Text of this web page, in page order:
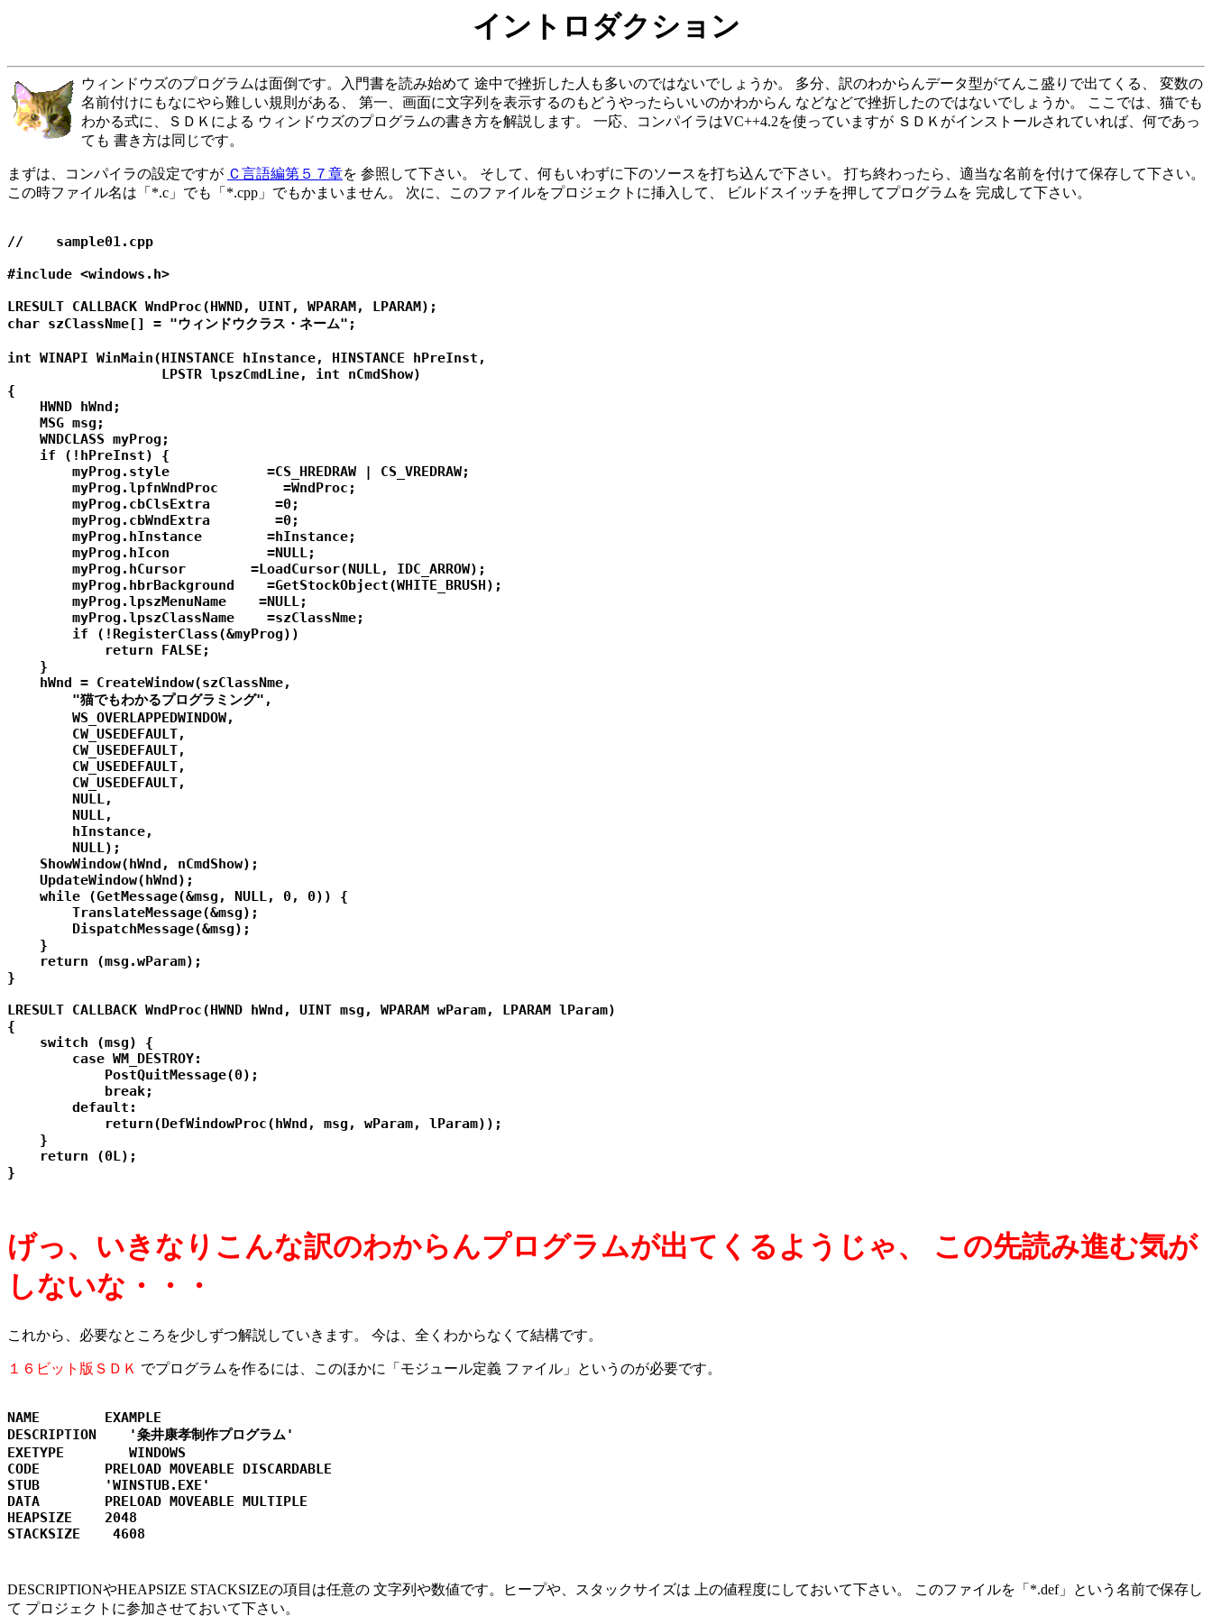
イントロダクション
ウィンドウズのプログラムは面倒です。入門書を読み始めて 途中で挫折した人も多いのではないでしょうか。 多分、訳のわからんデータ型がてんこ盛りで出てくる、 変数の
名前付けにもなにやら難しい規則がある、 第一、画面に文字列を表示するのもどうやったらいいのかわからん などなどで挫折したのではないでしょうか。 ここでは、猫でも
わかる式に、ＳＤＫによる ウィンドウズのプログラムの書き方を解説します。 一応、コンパイラはVC++4.2を使っていますが ＳＤＫがインストールされていれば、何であっ
ても 書き方は同じです。
まずは、コンパイラの設定ですが Ｃ言語編第５７章を 参照して下さい。 そして、何もいわずに下のソースを打ち込んで下さい。 打ち終わったら、適当な名前を付けて保存して下さい。
この時ファイル名は「*.c」でも「*.cpp」でもかまいません。 次に、このファイルをプロジェクトに挿入して、 ビルドスイッチを押してプログラムを 完成して下さい。
//    sample01.cpp
#include <windows.h>
LRESULT CALLBACK WndProc(HWND, UINT, WPARAM, LPARAM);
char szClassNme[] = "ウィンドウクラス・ネーム";
int WINAPI WinMain(HINSTANCE hInstance, HINSTANCE hPreInst,
                   LPSTR lpszCmdLine, int nCmdShow)
{
    HWND hWnd;
    MSG msg;
    WNDCLASS myProg;
    if (!hPreInst) {
        myProg.style            =CS_HREDRAW | CS_VREDRAW;
        myProg.lpfnWndProc        =WndProc;
        myProg.cbClsExtra        =0;
        myProg.cbWndExtra        =0;
        myProg.hInstance        =hInstance;
        myProg.hIcon            =NULL;
        myProg.hCursor        =LoadCursor(NULL, IDC_ARROW);
        myProg.hbrBackground    =GetStockObject(WHITE_BRUSH);
        myProg.lpszMenuName    =NULL;
        myProg.lpszClassName    =szClassNme;
        if (!RegisterClass(&myProg))
            return FALSE;
    }
    hWnd = CreateWindow(szClassNme,
        "猫でもわかるプログラミング",
        WS_OVERLAPPEDWINDOW,
        CW_USEDEFAULT,
        CW_USEDEFAULT,
        CW_USEDEFAULT,
        CW_USEDEFAULT,
        NULL,
        NULL,
        hInstance,
        NULL);
    ShowWindow(hWnd, nCmdShow);
    UpdateWindow(hWnd);
    while (GetMessage(&msg, NULL, 0, 0)) {
        TranslateMessage(&msg);
        DispatchMessage(&msg);
    }
    return (msg.wParam);
}
LRESULT CALLBACK WndProc(HWND hWnd, UINT msg, WPARAM wParam, LPARAM lParam)
{
    switch (msg) {
        case WM_DESTROY:
            PostQuitMessage(0);
            break;
        default:
            return(DefWindowProc(hWnd, msg, wParam, lParam));
    }
    return (0L);
げっ、いきなりこんな訳のわからんプログラムが出てくるようじゃ、 この先読み進む気が
しないな・・・
これから、必要なところを少しずつ解説していきます。 今は、全くわからなくて結構です。
１６ビット版ＳＤＫ でプログラムを作るには、このほかに「モジュール定義 ファイル」というのが必要です。
NAME        EXAMPLE
DESCRIPTION    '粂井康孝制作プログラム'
EXETYPE        WINDOWS
CODE        PRELOAD MOVEABLE DISCARDABLE
STUB        'WINSTUB.EXE'
DATA        PRELOAD MOVEABLE MULTIPLE
HEAPSIZE    2048
DESCRIPTIONやHEAPSIZE STACKSIZEの項目は任意の 文字列や数値です。ヒープや、スタックサイズは 上の値程度にしておいて下さい。 このファイルを「*.def」という名前で保存し
て プロジェクトに参加させておいて下さい。